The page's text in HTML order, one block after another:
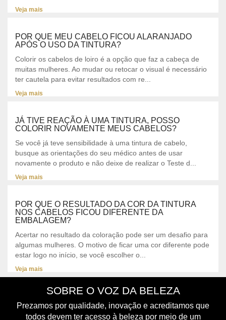
Veja mais
POR QUE MEU CABELO FICOU ALARANJADO
APÓS O USO DA TINTURA?
Colorir os cabelos de loiro é a opção que faz a cabeça de
muitas mulheres. Ao mudar ou retocar o visual é necessário
ter cautela para evitar resultados com re...
Veja mais
JÁ TIVE REAÇÃO À UMA TINTURA, POSSO
COLORIR NOVAMENTE MEUS CABELOS?
Se você já teve sensibilidade à uma tintura de cabelo,
busque as orientações do seu médico antes de usar
novamente o produto e não deixe de realizar o Teste d...
Veja mais
POR QUE O RESULTADO DA COR DA TINTURA
NOS CABELOS FICOU DIFERENTE DA
EMBALAGEM?
Acertar no resultado da coloração pode ser um desafio para
algumas mulheres. O motivo de ficar uma cor diferente pode
estar logo no início, se você escolher o...
Veja mais
SOBRE O VOZ DA BELEZA
Prezamos por qualidade, inovação e acreditamos que
todos devem ter acesso à beleza por meio de um